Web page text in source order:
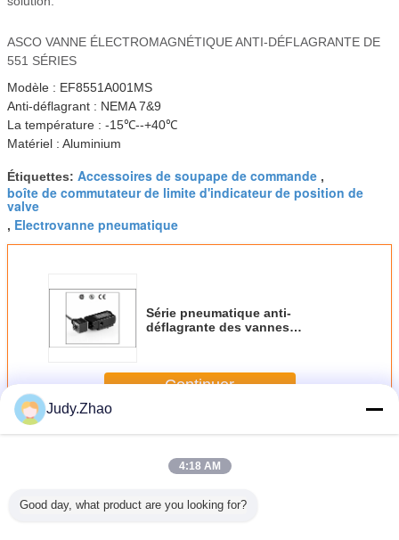
ASCO VANNE ÉLECTROMAGNÉTIQUE ANTI-DÉFLAGRANTE DE
551 SÉRIES
Modèle : EF8551A001MS
Anti-déflagrant : NEMA 7&9
La température : -15℃--+40℃
Matériel : Aluminium
Étiquettes: Accessoires de soupape de commande ,
boîte de commutateur de limite d'indicateur de position de
valve
, Electrovanne pneumatique
Série pneumatique anti-
déflagrante des vannes
Continuer
PlusAccessoires de valve pneumatique
Judy.Zhao
4:18 AM
Good day, what product are you looking for?